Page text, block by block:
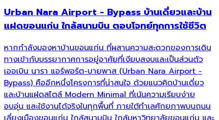
Urban Nara Airport - Bypass บ้านเดี่ยวและบ้าน
แฝดขอนแก่น ใกล้สนามบิน ตอบโจทย์ทุกการใช้ชีวิต
หากกำลังมองหาบ้านขอนแก่น ที่ผสานความสะดวกของการเดิน
ทางเข้ากับบรรยากาศการอยู่อาศัยที่เงียบสงบและเป็นส่วนตัว
เออเบิน นารา แอร์พอร์ต-บายพาส (Urban Nara Airport -
Bypass) คืออีกหนึ่งโครงการที่น่าสนใจ ด้วยแนวคิดบ้านเดี่ยว
และบ้านแฝดสไตล์ Modern Minimal ที่เน้นความเรียบง่าย
อบอุ่น และใช้งานได้จริงในทุกพื้นที่ ภายใต้ทำเลศักยภาพบนถนน